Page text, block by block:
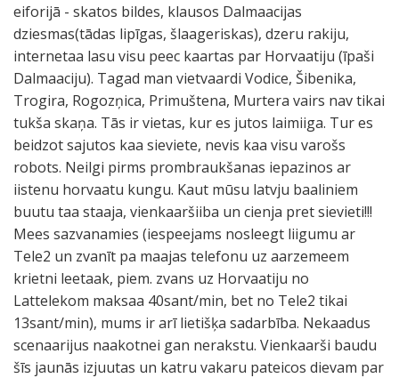
eiforijā - skatos bildes, klausos Dalmaacijas
dziesmas(tādas lipīgas, šlaageriskas), dzeru rakiju,
internetaa lasu visu peec kaartas par Horvaatiju (īpaši
Dalmaaciju). Tagad man vietvaardi Vodice, Šibenika,
Trogira, Rogozņica, Primuštena, Murtera vairs nav tikai
tukša skaņa. Tās ir vietas, kur es jutos laimiiga. Tur es
beidzot sajutos kaa sieviete, nevis kaa visu varošs
robots. Neilgi pirms prombraukšanas iepazinos ar
iistenu horvaatu kungu. Kaut mūsu latvju baaliniem
buutu taa staaja, vienkaaršiiba un cienja pret sievieti!!!
Mees sazvanamies (iespeejams nosleegt liigumu ar
Tele2 un zvanīt pa maajas telefonu uz aarzemeem
krietni leetaak, piem. zvans uz Horvaatiju no
Lattelekom maksaa 40sant/min, bet no Tele2 tikai
13sant/min), mums ir arī lietišķa sadarbība. Nekaadus
scenaarijus naakotnei gan nerakstu. Vienkaarši baudu
šīs jaunās izjuutas un katru vakaru pateicos dievam par